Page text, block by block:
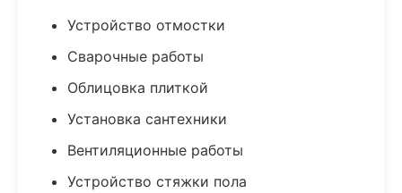
Устройство отмостки
Сварочные работы
Облицовка плиткой
Установка сантехники
Вентиляционные работы
Устройство стяжки пола